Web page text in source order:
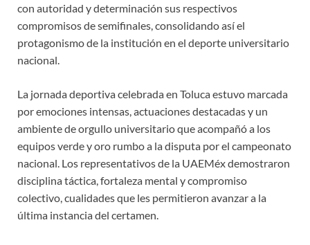
con autoridad y determinación sus respectivos
compromisos de semifinales, consolidando así el
protagonismo de la institución en el deporte universitario
nacional.
La jornada deportiva celebrada en Toluca estuvo marcada
por emociones intensas, actuaciones destacadas y un
ambiente de orgullo universitario que acompañó a los
equipos verde y oro rumbo a la disputa por el campeonato
nacional. Los representativos de la UAEMéx demostraron
disciplina táctica, fortaleza mental y compromiso
colectivo, cualidades que les permitieron avanzar a la
última instancia del certamen.